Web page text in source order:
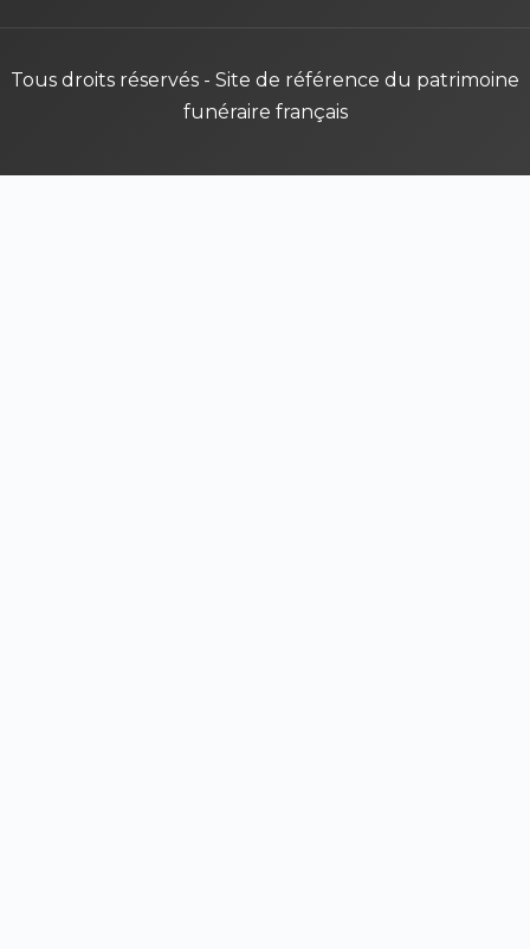
Tous droits réservés - Site de référence du patrimoine
funéraire français